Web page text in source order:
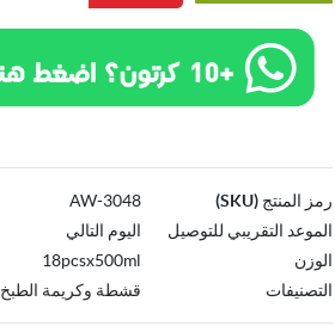
رمز المنتج (SKU)
3048-AW
الموعد التقريبي للتوصيل
اليوم التالي
الوزن
18pcsx500ml
التصنيفات
قشطة وكريمة الطبخ